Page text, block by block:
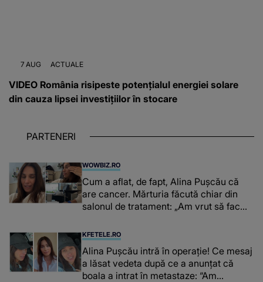
7 AUG ACTUALE
VIDEO România risipeste potențialul energiei solare
din cauza lipsei investițiilor în stocare
PARTENERI
WOWBIZ.RO
Cum a aflat, de fapt, Alina Pușcău că
are cancer. Mărturia făcută chiar din
salonul de tratament: „Am vrut să fac
înțepe sânul”
KFETELE.RO
Alina Pușcău intră în operație! Ce mesaj
a lăsat vedeta după ce a anunțat că
boala a intrat în metastaze: “Am